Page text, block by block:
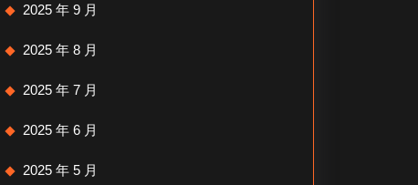
2025 年 9 月
2025 年 8 月
2025 年 7 月
2025 年 6 月
2025 年 5 月